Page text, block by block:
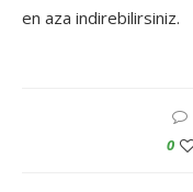
en aza indirebilirsiniz.
0